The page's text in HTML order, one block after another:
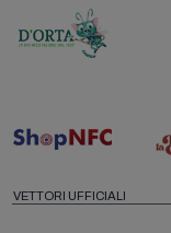
VETTORI UFFICIALI